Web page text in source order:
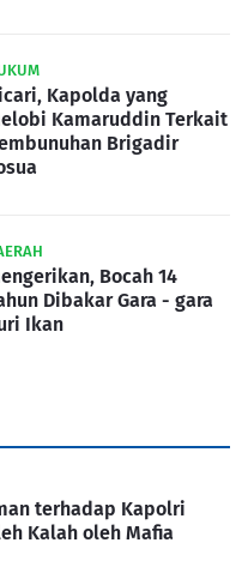
Kapolda yang
Kamaruddin Terkait
Brigadir
Bocah 14
Dibakar Gara - gara
Ikan
terhadap Kapolri
Kalah oleh Mafia